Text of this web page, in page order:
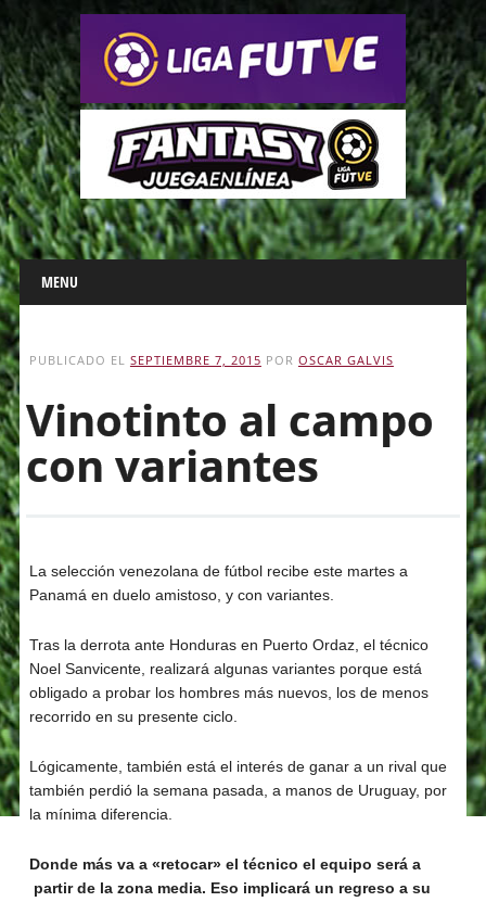
Main menu
Skip
to
content
MENU
PUBLICADO EL SEPTIEMBRE 7, 2015 POR OSCAR GALVIS
Vinotinto al campo
con variantes
La selección venezolana de fútbol recibe este martes a
Panamá en duelo amistoso, y con variantes.
Tras la derrota ante Honduras en Puerto Ordaz, el técnico
Noel Sanvicente, realizará algunas variantes porque está
obligado a probar los hombres más nuevos, los de menos
recorrido en su presente ciclo.
Lógicamente, también está el interés de ganar a un rival que
también perdió la semana pasada, a manos de Uruguay, por
la mínima diferencia.
Donde más va a «retocar» el técnico el equipo será a
partir de la zona media. Eso implicará un regreso a su